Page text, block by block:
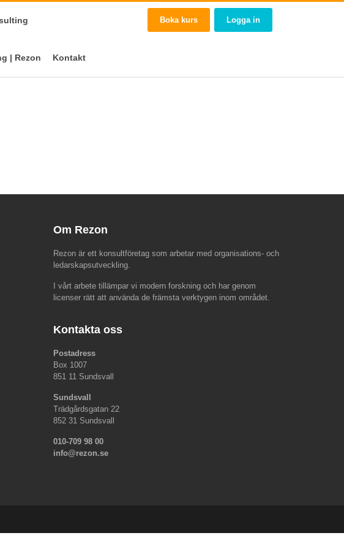
| Rezon Kontakt
Boka kurs Logga in
Om Rezon
Rezon är ett konsultföretag som arbetar med organisations- och
ledarskapsutveckling.
I vårt arbete tillämpar vi modern forskning och har genom
licenser rätt att använda de främsta verktygen inom området.
Kontakta oss
Postadress
Box 1007
851 11 Sundsvall
Sundsvall
Trädgårdsgatan 22
852 31 Sundsvall
010-709 98 00
info@rezon.se